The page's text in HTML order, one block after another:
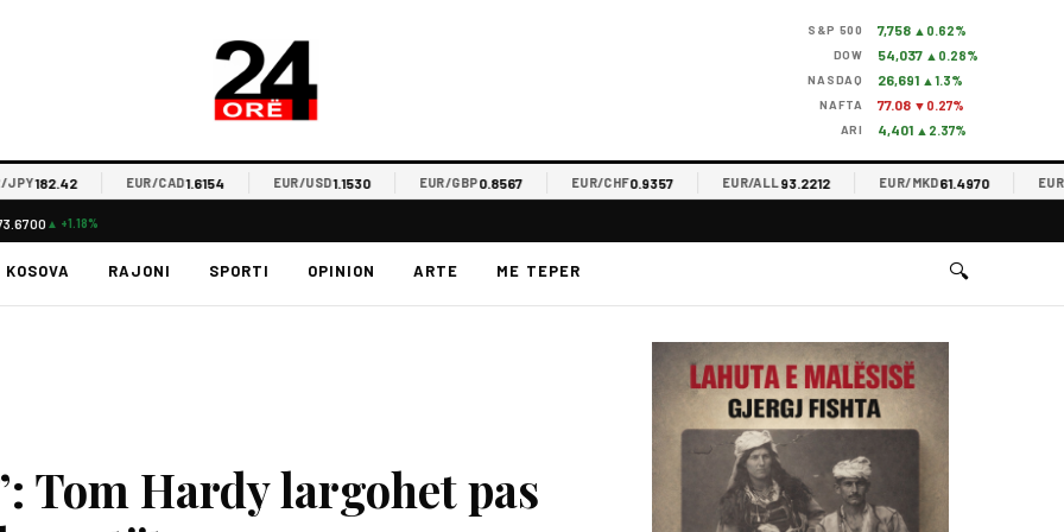
S&P 500 7,758 ▲0.62%
DOW 54,037 ▲0.28%
NASDAQ 26,691 ▲1.3%
NAFTA 77.08 ▼0.27%
ARI 4,401 ▲2.37%
182.42 EUR/CAD1.6154 EUR/USD1.1530 EUR/GBP0.8567 EUR/CHF0.9357 EUR/ALL93.2212 EUR/MKD61.4970 EUR/
▲ +1.18%
KOSOVA RAJONI SPORTI OPINION ARTE ME TEPER 🔍
Tom Hardy largohet pas